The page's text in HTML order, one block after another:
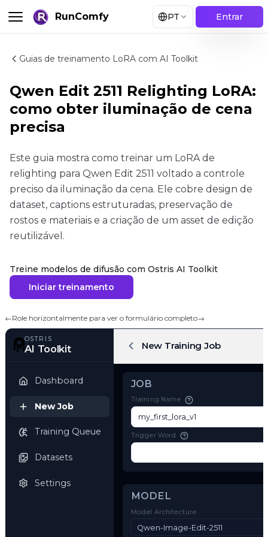
RunComfy PT Entrar
Guias de treinamento LoRA com AI Toolkit
Qwen Edit 2511 Relighting LoRA:
como obter iluminação de cena
precisa
Este guia mostra como treinar um LoRA de
relighting para Qwen Edit 2511 voltado a controle
preciso da iluminação da cena. Ele cobre design de
dataset, captions estruturadas, preservação de
rostos e materiais e a criação de um asset de edição
reutilizável.
Treine modelos de difusão com Ostris AI Toolkit
Iniciar treinamento
←Role horizontalmente para ver o formulário completo→
OSTRIS
AI Toolkit
New Job
Training Queue
JOB
Training Name